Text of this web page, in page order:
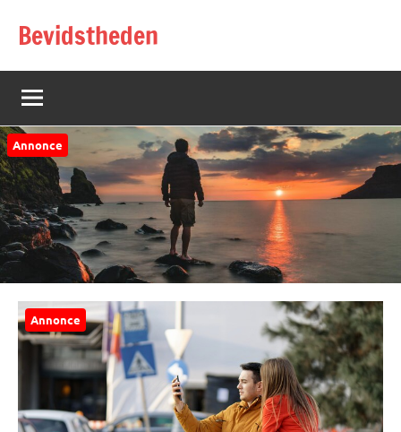
Bevidstheden
Annonce
Annonce